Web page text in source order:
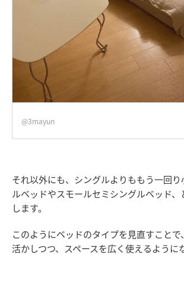
@3mayun
それ以外にも、シングルよりももう一回
ルベッドやスモールセミシングルベッド
します。
このようにベッドのタイプを見直すことで
活かしつつ、スペースを広く使えるように